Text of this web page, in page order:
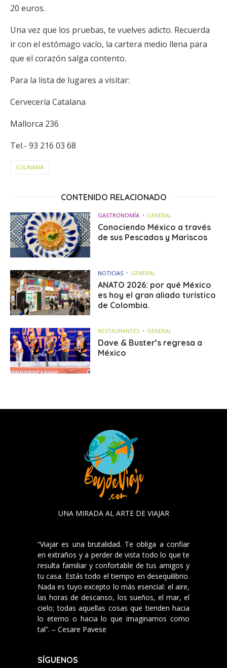
20 euros.
Una vez que los pruebas, te vuelves adicto. Recuerda
ir con el estómago vacío, la cartera medio llena para
que el corazón salga contento.
Para la lista de lugares a visitar:
Cervecería Catalana
Mallorca 236
Tel.- 93 216 03 68
CULINARIA
CONTENIDO RELACIONADO
GASTRONOMÍA GENERAL
Conociendo México a través
de sus Pescados y Mariscos
NOTICIAS GENERAL
ANATO 2026: por qué México
es hoy el gran aliado turístico
de Colombia.
RESTAURANTES GENERAL
Dave & Buster’s regresa a
México
UNA MIRADA AL ARTE DE VIAJAR
“Viajar es una brutalidad. Te obliga a confiar
en extraños y a perder de vista todo lo que te
resulta familiar y confortable de tus amigos y
tu casa. Estás todo el tiempo en desequilibrio.
Nada es tuyo excepto lo más esencial: el aire,
las horas de descanso, los sueños, el mar, el
cielo; todas aquellas cosas que tienden hacia
lo eterno o hacia lo que imaginamos como
tal”. – Cesare Pavese
SÍGUENOS